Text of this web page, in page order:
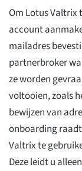
Om Lotus Valtrix
account
mailadres
partnerbroker
ze worden
voltooien, zoals
bewijzen van
onboarding
Valtrix te
Deze leidt u